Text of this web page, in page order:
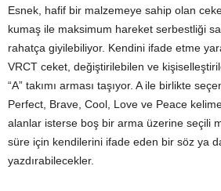
Esnek, hafif bir malzemeye sahip olan
kumaş ile maksimum hareket serbestliği
rahatça giyilebiliyor. Kendini ifade etme
VRCT ceket, değiştirilebilen ve
“A” takımı arması taşıyor. A ile birlikte
Perfect, Brave, Cool, Love ve Peace
alanlar isterse boş bir arma üzerine seçili
süre için kendilerini ifade eden bir söz ya
yazdırabilecekler.